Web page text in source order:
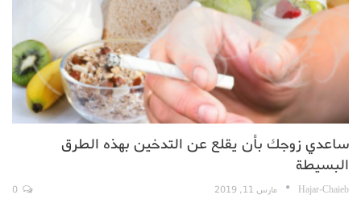
ساعدي زوجك بأن يقلع عن التدخين بهذه الطرق
البسيطة
Hajar-Chaieb مارس 11, 2019